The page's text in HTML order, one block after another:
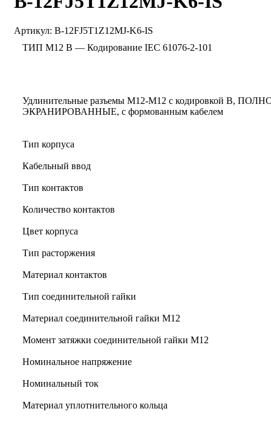
Артикул: B-12FJ5T1Z12MJ-K6-IS
ТИП M12 В — Кодирование IEC 61076-2-101
Удлинительные разъемы M12-M12 с кодировкой B,
ЭКРАНИРОВАННЫЕ, с формованным кабелем
Тип корпуса
Кабельный ввод
Тип контактов
Количество контактов
Цвет корпуса
Тип расторжения
Материал контактов
Тип соединительной гайки
Материал соединительной гайки M12
Момент затяжки соединительной гайки M12
Номинальное напряжение
Номинальный ток
Материал уплотнительного кольца